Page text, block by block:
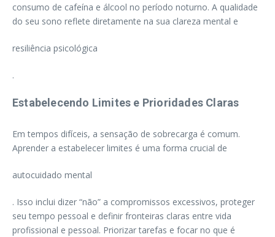
consumo de cafeína e álcool no período noturno. A qualidade
do seu sono reflete diretamente na sua clareza mental e
resiliência psicológica
.
Estabelecendo Limites e Prioridades Claras
Em tempos difíceis, a sensação de sobrecarga é comum.
Aprender a estabelecer limites é uma forma crucial de
autocuidado mental
. Isso inclui dizer “não” a compromissos excessivos, proteger
seu tempo pessoal e definir fronteiras claras entre vida
profissional e pessoal. Priorizar tarefas e focar no que é